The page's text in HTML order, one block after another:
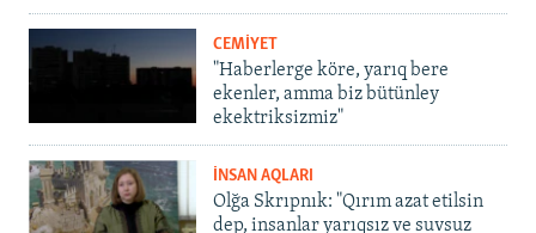
CEMİYET
"Haberlerge köre, yarıq bere
ekenler, amma biz bütünley
ekektriksizmiz"
İNSAN AQLARI
Olğa Skrıpnık: "Qırım azat etilsin
dep, insanlar yarıqsız ve suvsuz